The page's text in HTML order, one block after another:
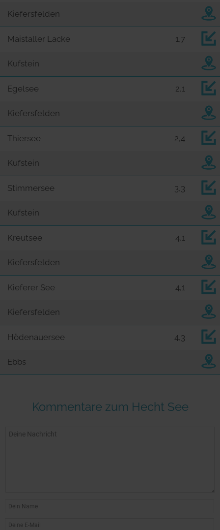
Kiefersfelden
Maistaller Lacke 1,7
Kufstein
Egelsee 2,1
Kiefersfelden
Thiersee 2,4
Kufstein
Stimmersee 3,3
Kufstein
Kreutsee 4,1
Kiefersfelden
Kieferer See 4,1
Kiefersfelden
Hödenauersee 4,3
Ebbs
Kommentare zum Hecht See